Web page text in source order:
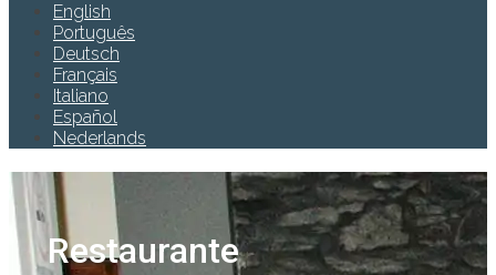
English
Português
Deutsch
Français
Italiano
Español
Nederlands
Restaurante